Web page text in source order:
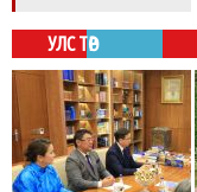
ЭРГЭН
ТОЙРОНД
29
ДҮГЭЭР
СУРГУУЛИЙН
УЛС ТӨР